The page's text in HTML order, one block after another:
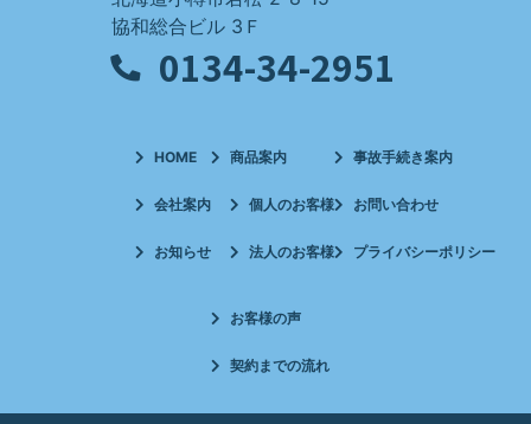
協和総合ビル 3Ｆ
0134-34-2951
HOME
会社案内
お知らせ
商品案内
個人のお客様
法人のお客様
お客様の声
契約までの流れ
事故手続き案内
お問い合わせ
プライバシーポリシー